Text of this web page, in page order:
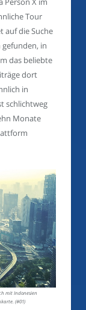
Tour
auf die Suche
in
das beliebte
dort
in
schlichtweg
Monate
mit Indonesien
(#01)